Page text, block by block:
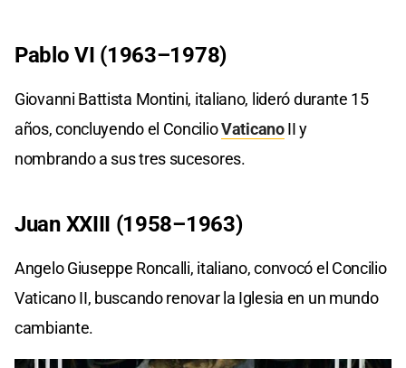
Pablo VI (1963–1978)
Giovanni Battista Montini, italiano, lideró durante 15
años, concluyendo el ConcilioVaticanoII y
nombrando a sus tres sucesores.
Juan XXIII (1958–1963)
Angelo Giuseppe Roncalli, italiano, convocó el Concilio
Vaticano II, buscando renovar la Iglesia en un mundo
cambiante.